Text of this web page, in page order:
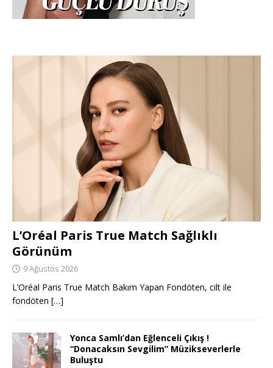
L’Oréal Paris True Match Sağlıklı
Görünüm
9 Ağustos 2026
L’Oréal Paris True Match Bakım Yapan Fondöten, cilt ile
fondöten […]
Yonca Samlı’dan Eğlenceli Çıkış !
“Donacaksın Sevgilim” Müzikseverlerle
Buluştu